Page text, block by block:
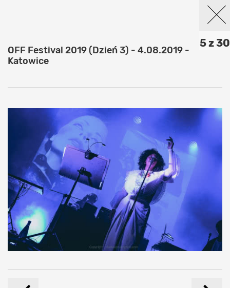
5 z 30
OFF Festival 2019 (Dzień 3) - 4.08.2019 -
Katowice